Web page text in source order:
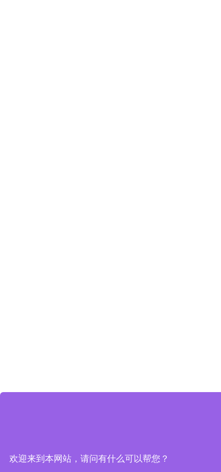
欢迎来到本网站，请问有什么可以帮您？